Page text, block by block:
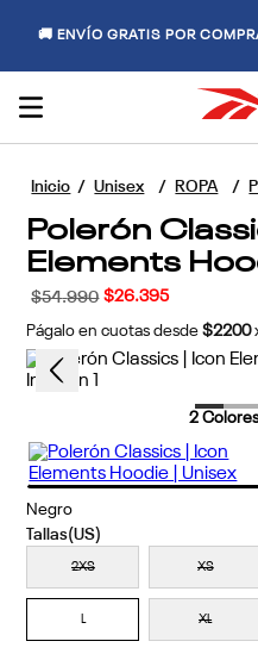
🚚 ENVÍO GRATIS POR
Unisex ROPA
Polerón
Elements
$54.990 $26.395
Págalo en cuotas desde $2200
2
Negro
2XS XS
L XL